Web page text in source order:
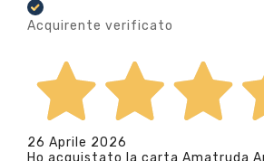
Acquirente verificato
26 Aprile 2026
Ho acquistato la carta Amatruda